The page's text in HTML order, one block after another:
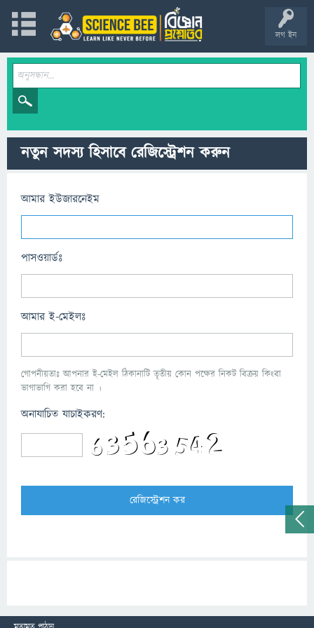
লগ ইন
নতুন সদস্য হিসাবে রেজিস্ট্রেশন করুন
আমার ইউজারনেইম
পাসওয়ার্ডঃ
আমার ই-মেইলঃ
গোপনীয়তাঃ আপনার ই-মেইল ঠিকানাটি তৃতীয় কোন পক্ষের নিকট বিক্রয় কিংবা
ভাগাভাগি করা হবে না ।
অনাযাচিত যাচাইকরণ: